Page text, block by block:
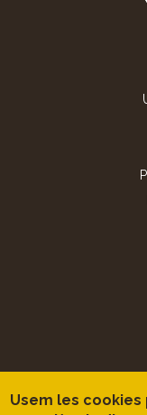
Usem les